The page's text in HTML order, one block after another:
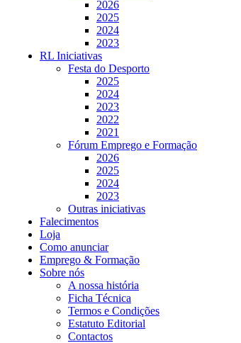
2026
2025
2024
2023
RL Iniciativas
Festa do Desporto
2025
2024
2023
2022
2021
Fórum Emprego e Formação
2026
2025
2024
2023
Outras iniciativas
Falecimentos
Loja
Como anunciar
Emprego & Formação
Sobre nós
A nossa história
Ficha Técnica
Termos e Condições
Estatuto Editorial
Contactos